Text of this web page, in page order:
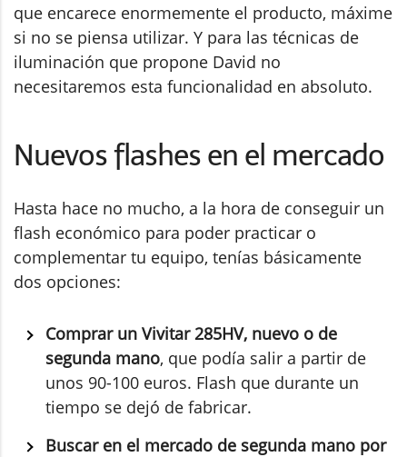
que encarece enormemente el producto, máxime
si no se piensa utilizar. Y para las técnicas de
iluminación que propone David no
necesitaremos esta funcionalidad en absoluto.
Nuevos flashes en el mercado
Hasta hace no mucho, a la hora de conseguir un
flash económico para poder practicar o
complementar tu equipo, tenías básicamente
dos opciones:
Comprar un Vivitar 285HV, nuevo o de
segunda mano, que podía salir a partir de
unos 90-100 euros. Flash que durante un
tiempo se dejó de fabricar.
Buscar en el mercado de segunda mano por